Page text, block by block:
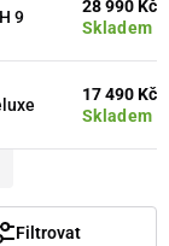
9
Skladem
28 990 Kč
Skladem
17 490 Kč
Filtrovat